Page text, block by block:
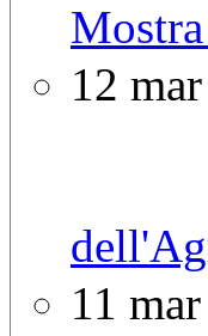
12
11